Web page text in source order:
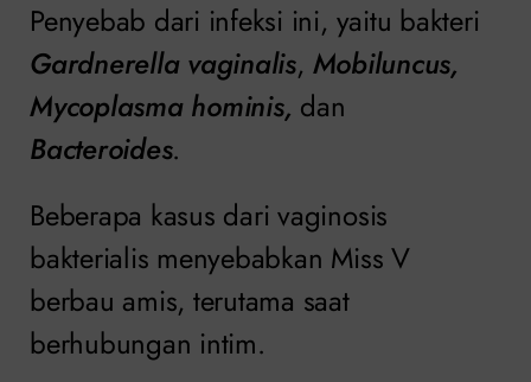
Penyebab dari infeksi ini, yaitu bakteri
Gardnerella vaginalis, Mobiluncus,
Mycoplasma hominis, dan
Bacteroides.
Beberapa kasus dari vaginosis
bakterialis menyebabkan Miss V
berbau amis, terutama saat
berhubungan intim.